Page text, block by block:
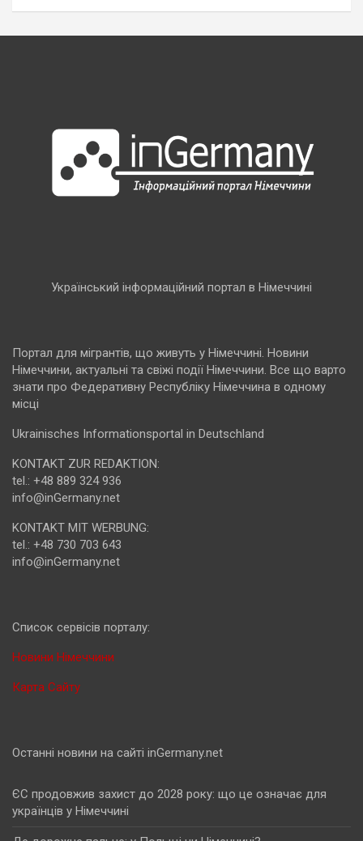
Український інформаційний портал в Німеччині
Портал для мігрантів, що живуть у Німеччині. Новини
Німеччини, актуальні та свіжі події Німеччини. Все що варто
знати про Федеративну Республіку Німеччина в одному
місці
Ukrainisches Informationsportal in Deutschland
KONTAKT ZUR REDAKTION:
tel.: +48 889 324 936
info@inGermany.net
KONTAKT MIT WERBUNG:
tel.: +48 730 703 643
info@inGermany.net
Cписок сервісів порталу:
Новини Німеччини
Карта Сайту
Останні новини на сайті inGermany.net
ЄС продовжив захист до 2028 року: що це означає для
українців у Німеччині